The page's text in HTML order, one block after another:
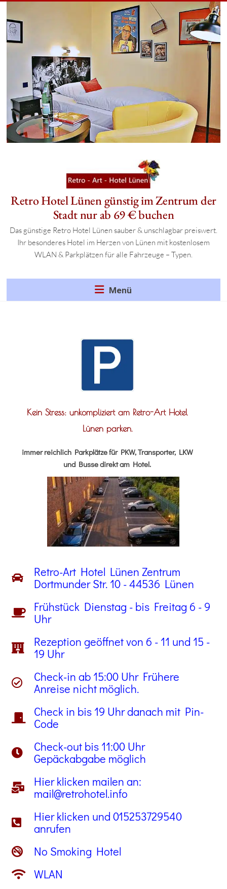
Retro Hotel Lünen günstig im Zentrum der
Stadt nur ab 69 € buchen
Das günstige Retro Hotel Lünen sauber & unschlagbar preiswert.
Ihr besonderes Hotel im Herzen von Lünen mit kostenlosem
WLAN & Parkplätzen für alle Fahrzeuge – Typen.
Menü
Kein Stress: unkompliziert am Retro-Art Hotel
Lünen parken.
immer reichlich Parkplätze für PKW, Transporter, LKW
und Busse direkt am Hotel.
Retro-Art Hotel Lünen Zentrum
Dortmunder Str. 10 - 44536 Lünen
Frühstück Dienstag - bis Freitag 6 - 9
Uhr
Rezeption geöffnet von 6 - 11 und 15 -
19 Uhr
Check-in ab 15:00 Uhr Frühere
Anreise nicht möglich.
Check in bis 19 Uhr danach mit Pin-
Code
Check-out bis 11:00 Uhr
Gepäckabgabe möglich
Hier klicken mailen an:
mail@retrohotel.info
Hier klicken und 015253729540
anrufen
No Smoking Hotel
WLAN